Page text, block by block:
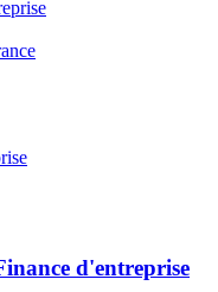
d'entreprise